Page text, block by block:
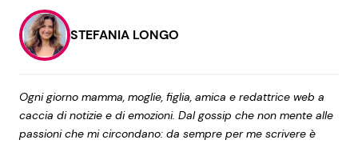
STEFANIA LONGO
Ogni giorno mamma, moglie, figlia, amica e redattrice web a
caccia di notizie e di emozioni. Dal gossip che non mente alle
passioni che mi circondano: da sempre per me scrivere è